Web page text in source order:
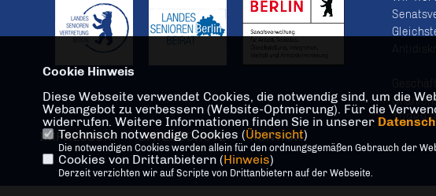
10969
IMPRESSUM DATENSCHUTZ KONTAKT
Cookie Hinweis
Diese Webseite verwendet Cookies, die notwendig sind, um die
Webangebot zu verbessern (Website-Optmierung). Für die
widerrufen. Weitere Informationen finden Sie in unserer
Technisch notwendige Cookies (Übersicht)
Die notwendigen Cookies werden allein für den ordnungsgemäßen Gebrauch der
Cookies von Drittanbietern (Hinweis)
Derzeit verzichten wir auf Scripte von Drittanbietern auf der Webseite.